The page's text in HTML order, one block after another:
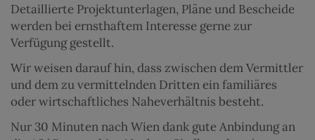
Detaillierte Projektunterlagen, Pläne und Bescheide
werden bei ernsthaftem Interesse gerne zur
Verfügung gestellt.
Wir weisen darauf hin, dass zwischen dem Vermittler
und dem zu vermittelnden Dritten ein familiäres
oder wirtschaftliches Naheverhältnis besteht.
Nur 30 Minuten nach Wien dank gute Anbindung an